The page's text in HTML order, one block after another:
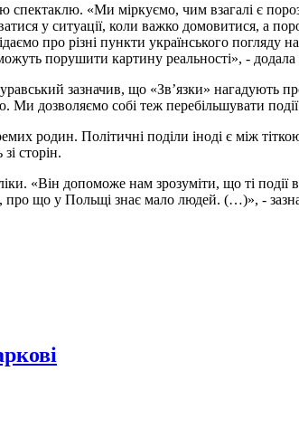
спектаклю. «Ми міркуємо, чим взагалі є
у ситуації, коли важко домовитися, а
про різні пункти українського
порушити картину реальності», -
зазначив, що «Зв’язки» нагадують
дозволяємо собі теж перебільшувати
родин. Політичні поділи іноді є між
сторін.
«Він допоможе нам зрозуміти, що ті
про що у Польщі знає мало людей. (…)», -